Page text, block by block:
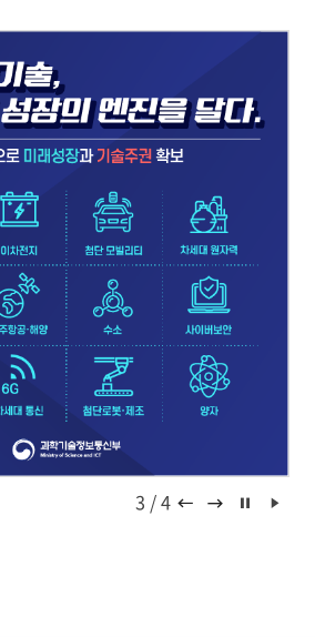
3 /4 정지재생